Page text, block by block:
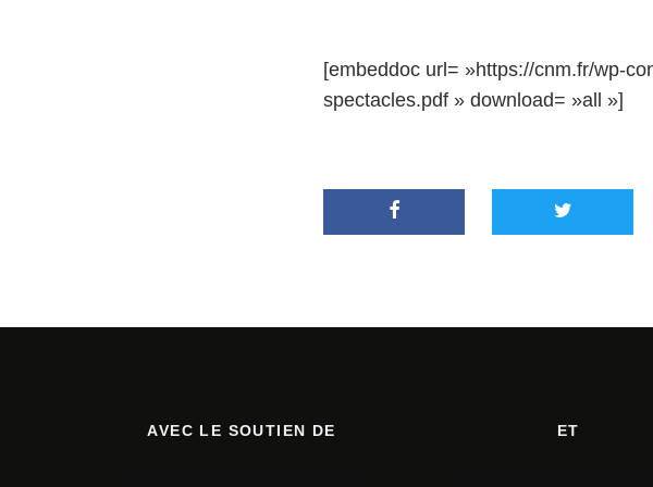
[embeddoc url= »https://cnm.fr/wp-
spectacles.pdf » download= »all »]
AVEC LE SOUTIEN DE ET